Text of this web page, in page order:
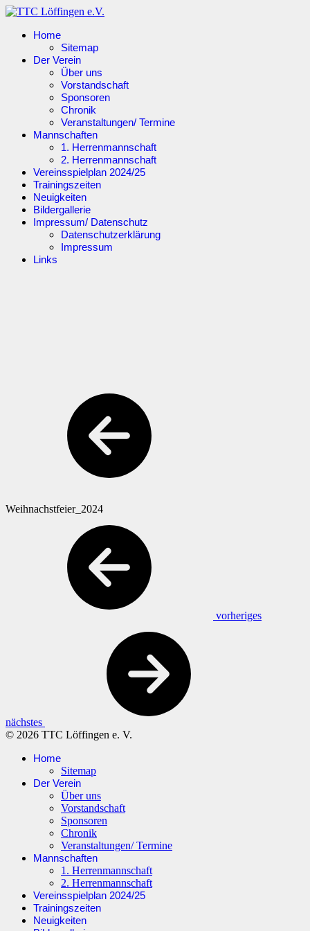
Home
Sitemap
Der Verein
Über uns
Vorstandschaft
Sponsoren
Chronik
Veranstaltungen/ Termine
Mannschaften
1. Herrenmannschaft
2. Herrenmannschaft
Vereinsspielplan 2024/25
Trainingszeiten
Neuigkeiten
Bildergallerie
Impressum/ Datenschutz
Datenschutzerklärung
Impressum
Links
Weihnachstfeier_2024
vorheriges
nächstes
© 2026 TTC Löffingen e. V.
Home
Sitemap
Der Verein
Über uns
Vorstandschaft
Sponsoren
Chronik
Veranstaltungen/ Termine
Mannschaften
1. Herrenmannschaft
2. Herrenmannschaft
Vereinsspielplan 2024/25
Trainingszeiten
Neuigkeiten